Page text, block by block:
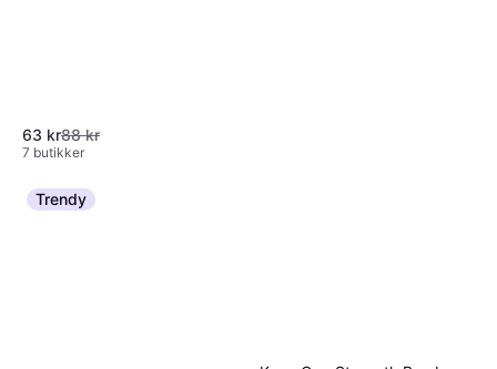
63 kr88 kr
7 butikker
Trendy